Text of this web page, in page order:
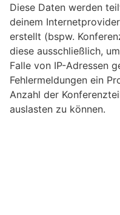
Diese Daten werden
deinem
erstellt (bspw.
diese ausschließlich,
Falle von IP-Adressen
Fehlermeldungen ein
Anzahl der
auslasten zu können.